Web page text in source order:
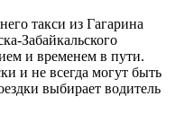
такси из Гагарина
Забайкальского
и временем в пути.
и не всегда могут быть
выбирает водитель